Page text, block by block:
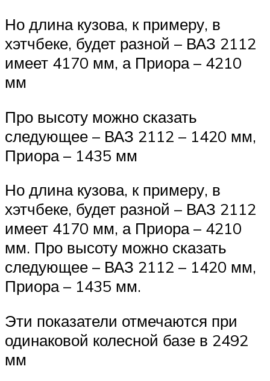
Но длина кузова, к примеру, в
хэтчбеке, будет разной – ВАЗ 2112
имеет 4170 мм, а Приора – 4210
мм
Про высоту можно сказать
следующее – ВАЗ 2112 – 1420 мм,
Приора – 1435 мм
Но длина кузова, к примеру, в
хэтчбеке, будет разной – ВАЗ 2112
имеет 4170 мм, а Приора – 4210
мм. Про высоту можно сказать
следующее – ВАЗ 2112 – 1420 мм,
Приора – 1435 мм.
Эти показатели отмечаются при
одинаковой колесной базе в 2492
мм